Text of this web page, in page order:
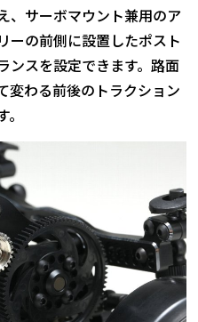
、サーボマウント兼用のア
ーの前側に設置したポスト
ンスを設定できます。路面
変わる前後のトラクション